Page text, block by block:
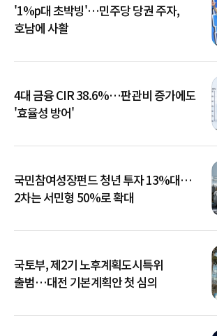
'1%p대 초박빙'…민주당 당권 주자,
호남에 사활
4대 금융 CIR 38.6%…판관비 증가에도
'효율성 방어'
국민참여성장펀드 청년 투자 13%대…
2차는 서민형 50%로 확대
국토부, 제2기 노후계획도시특위
출범…대전 기본계획안 첫 심의